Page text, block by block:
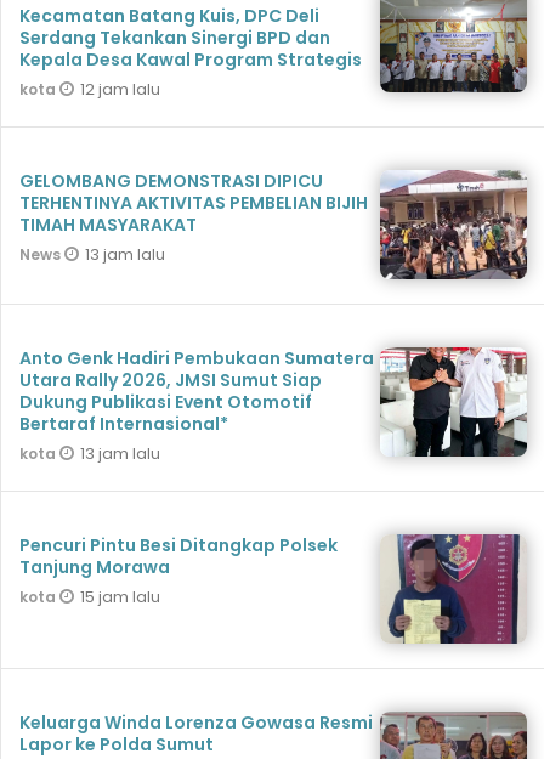
Kecamatan Batang Kuis, DPC Deli
Serdang Tekankan Sinergi BPD dan
Kepala Desa Kawal Program Strategis
kota 12 jam lalu
GELOMBANG DEMONSTRASI DIPICU
TERHENTINYA AKTIVITAS PEMBELIAN BIJIH
TIMAH MASYARAKAT
News 13 jam lalu
Anto Genk Hadiri Pembukaan Sumatera
Utara Rally 2026, JMSI Sumut Siap
Dukung Publikasi Event Otomotif
Bertaraf Internasional*
kota 13 jam lalu
Pencuri Pintu Besi Ditangkap Polsek
Tanjung Morawa
kota 15 jam lalu
Keluarga Winda Lorenza Gowasa Resmi
Lapor ke Polda Sumut